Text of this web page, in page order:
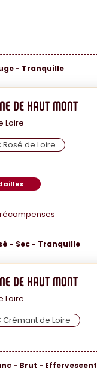
- Tranquille
DE HAUT MONT
Loire
Rosé de Loire
- Sec - Tranquille
DE HAUT MONT
Loire
Crémant de Loire
- Brut - Effervescent